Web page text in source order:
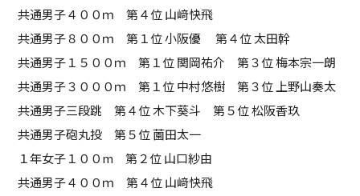
共通男子４００ｍ 第４位 山﨑快飛
共通男子８００ｍ 第１位 小阪優 第４位 太田幹
共通男子１５００ｍ 第１位 関岡祐介 第３位 梅本宗一朗
共通男子３０００ｍ 第１位 中村悠樹 第３位 上野山奏太
共通男子三段跳 第４位 木下葵斗 第５位 松阪香玖
共通男子砲丸投 第５位 薗田太一
１年女子１００m 第２位 山口紗由
共通男子４００ｍ 第４位 山﨑快飛